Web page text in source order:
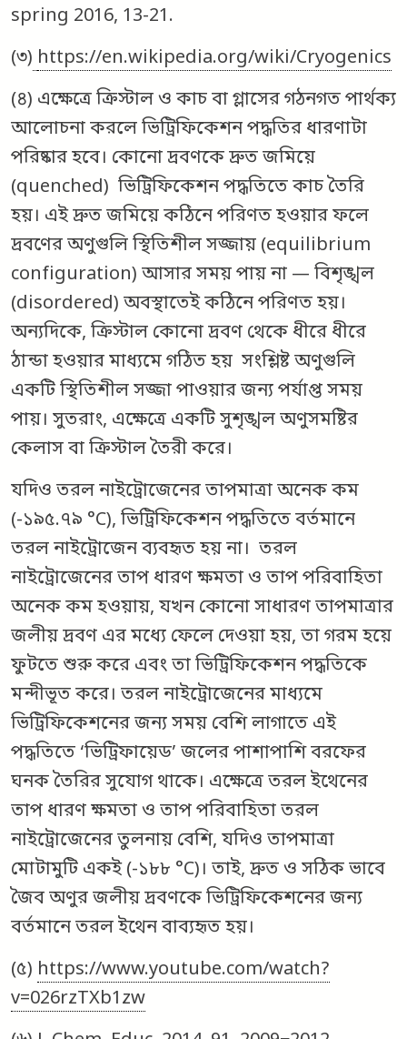
spring 2016, 13-21.
(৩) https://en.wikipedia.org/wiki/Cryogenics
(৪) এক্ষেত্রে ক্রিস্টাল ও কাচ বা গ্লাসের গঠনগত পার্থক্য
আলোচনা করলে ভিট্রিফিকেশন পদ্ধতির ধারণাটা
পরিষ্কার হবে। কোনো দ্রবণকে দ্রুত জমিয়ে
(quenched) ভিট্রিফিকেশন পদ্ধতিতে কাচ তৈরি
হয়। এই দ্রুত জমিয়ে কঠিনে পরিণত হওয়ার ফলে
দ্রবণের অণুগুলি স্থিতিশীল সজ্জায় (equilibrium
configuration) আসার সময় পায় না — বিশৃঙ্খল
(disordered) অবস্থাতেই কঠিনে পরিণত হয়।
অন্যদিকে, ক্রিস্টাল কোনো দ্রবণ থেকে ধীরে ধীরে
ঠান্ডা হওয়ার মাধ্যমে গঠিত হয় সংশ্লিষ্ট অণুগুলি
একটি স্থিতিশীল সজ্জা পাওয়ার জন্য পর্যাপ্ত সময়
পায়। সুতরাং, এক্ষেত্রে একটি সুশৃঙ্খল অণুসমষ্টির
কেলাস বা ক্রিস্টাল তৈরী করে।
যদিও তরল নাইট্রোজেনের তাপমাত্রা অনেক কম
(-১৯৫.৭৯ °C), ভিট্রিফিকেশন পদ্ধতিতে বর্তমানে
তরল নাইট্রোজেন ব্যবহৃত হয় না। তরল
নাইট্রোজেনের তাপ ধারণ ক্ষমতা ও তাপ পরিবাহিতা
অনেক কম হওয়ায়, যখন কোনো সাধারণ তাপমাত্রার
জলীয় দ্রবণ এর মধ্যে ফেলে দেওয়া হয়, তা গরম হয়ে
ফুটতে শুরু করে এবং তা ভিট্রিফিকেশন পদ্ধতিকে
মন্দীভূত করে। তরল নাইট্রোজেনের মাধ্যমে
ভিট্রিফিকেশনের জন্য সময় বেশি লাগাতে এই
পদ্ধতিতে ‘ভিট্রিফায়েড’ জলের পাশাপাশি বরফের
ঘনক তৈরির সুযোগ থাকে। এক্ষেত্রে তরল ইথেনের
তাপ ধারণ ক্ষমতা ও তাপ পরিবাহিতা তরল
নাইট্রোজেনের তুলনায় বেশি, যদিও তাপমাত্রা
মোটামুটি একই (-১৮৮ °C)। তাই, দ্রুত ও সঠিক ভাবে
জৈব অণুর জলীয় দ্রবণকে ভিট্রিফিকেশনের জন্য
বর্তমানে তরল ইথেন বাব্যহৃত হয়।
(৫) https://www.youtube.com/watch?
v=026rzTXb1zw